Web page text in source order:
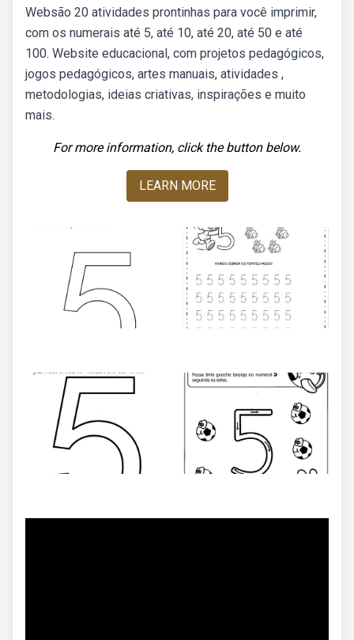
Websão 20 atividades prontinhas para você imprimir,
com os numerais até 5, até 10, até 20, até 50 e até
100. Website educacional, com projetos pedagógicos,
jogos pedagógicos, artes manuais, atividades ,
metodologias, ideias criativas, inspirações e muito
mais.
For more information, click the button below.
LEARN MORE